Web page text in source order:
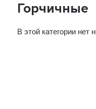
Горчичные
В этой категории нет